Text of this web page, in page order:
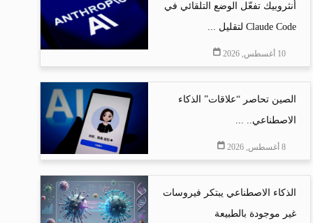
أنثروبيك تفعّل الوضع التلقائي في
Claude Code لتقليل ...
10 أغسطس, 2026
الصين تحاصر “علاقات” الذكاء
الاصطناعي.. ...
8 أغسطس, 2026
الذكاء الاصطناعي يبتكر فيروسات
غير موجودة بالطبيعة